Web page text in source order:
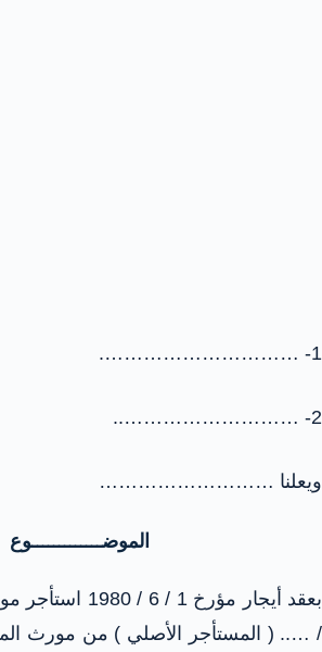
1- ………………………….
2- ………………………..
ويعلنا ………………………
الموضـــــــــــــوع
بعقد أيجار مؤرخ
/ ….. ( المستأجر الأصلي ) من مورث